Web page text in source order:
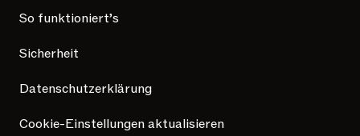
So funktioniert’s
Sicherheit
Datenschutzerklärung
Cookie-Einstellungen aktualisieren